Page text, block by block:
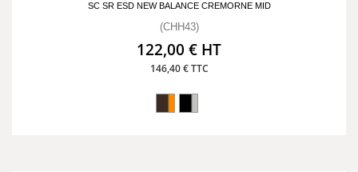
SC SR ESD NEW BALANCE CREMORNE MID
(CHH43)
122,00 € HT
146,40 € TTC